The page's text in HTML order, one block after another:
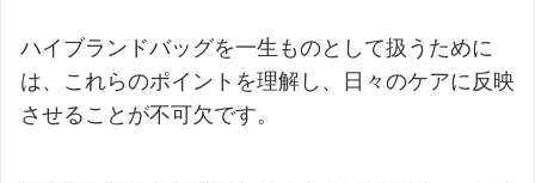
ハイブランドバッグを一生ものとして扱うために
は、これらのポイントを理解し、日々のケアに反映
させることが不可欠です。